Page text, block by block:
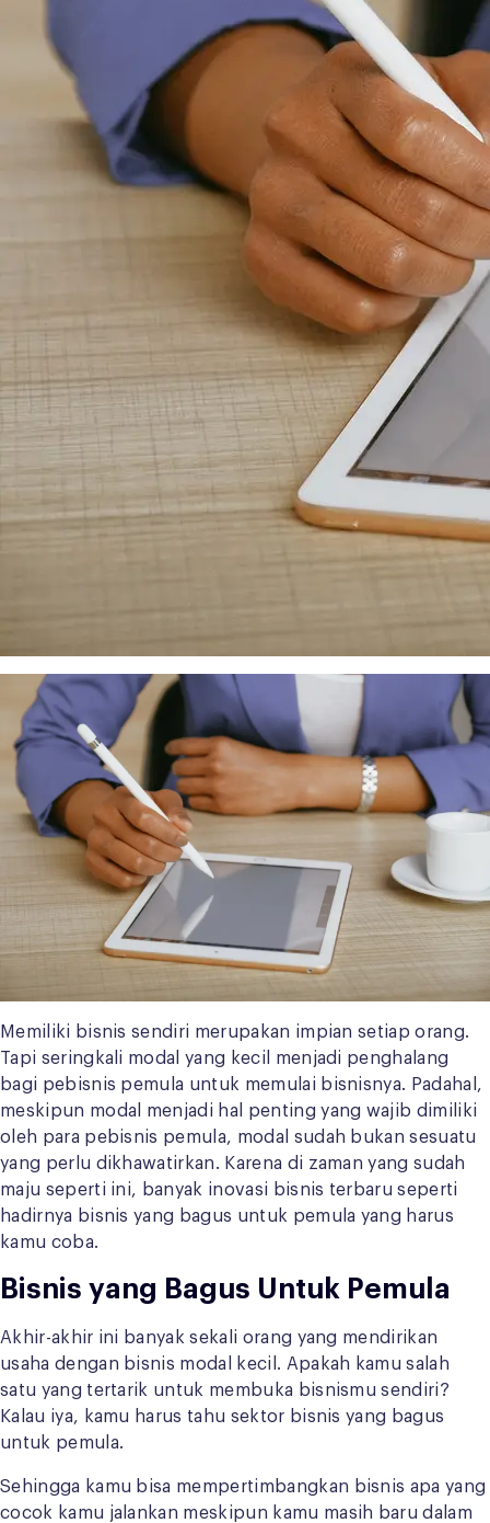
Memiliki bisnis sendiri merupakan impian setiap orang.
Tapi seringkali modal yang kecil menjadi penghalang
bagi pebisnis pemula untuk memulai bisnisnya. Padahal,
meskipun modal menjadi hal penting yang wajib dimiliki
oleh para pebisnis pemula, modal sudah bukan sesuatu
yang perlu dikhawatirkan. Karena di zaman yang sudah
maju seperti ini, banyak inovasi bisnis terbaru seperti
hadirnya bisnis yang bagus untuk pemula yang harus
kamu coba.
Bisnis yang Bagus Untuk Pemula
Akhir-akhir ini banyak sekali orang yang mendirikan
usaha dengan bisnis modal kecil. Apakah kamu salah
satu yang tertarik untuk membuka bisnismu sendiri?
Kalau iya, kamu harus tahu sektor bisnis yang bagus
untuk pemula.
Sehingga kamu bisa mempertimbangkan bisnis apa yang
cocok kamu jalankan meskipun kamu masih baru dalam